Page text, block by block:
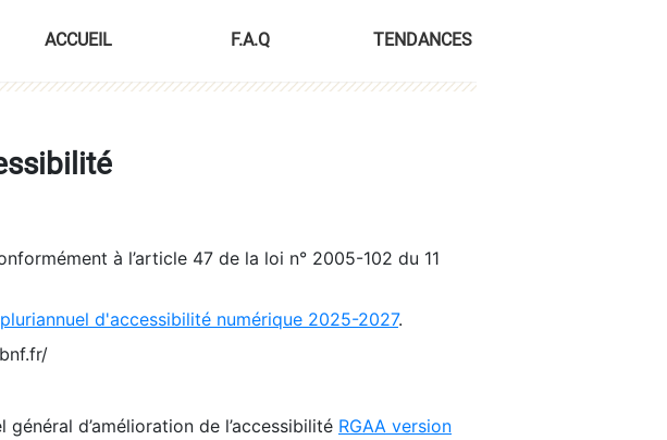
ACCUEIL F.A.Q TENDANCES
à l’article 47 de la loi n° 2005-102 du 11
d'accessibilité numérique 2025-2027.
d’amélioration de l’accessibilité RGAA version